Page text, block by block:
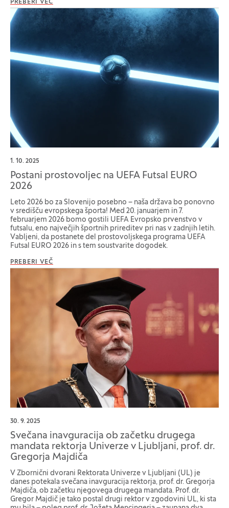
PREBERI VEČ
1. 10. 2025
Postani prostovoljec na UEFA Futsal EURO
2026
Leto 2026 bo za Slovenijo posebno – naša država bo ponovno
v središču evropskega športa! Med 20. januarjem in 7.
februarjem 2026 bomo gostili UEFA Evropsko prvenstvo v
futsalu, eno največjih športnih prireditev pri nas v zadnjih letih.
Vabljeni, da postanete del prostovoljskega programa UEFA
Futsal EURO 2026 in s tem soustvarite dogodek.
PREBERI VEČ
30. 9. 2025
Svečana inavguracija ob začetku drugega
mandata rektorja Univerze v Ljubljani, prof. dr.
Gregorja Majdiča
V Zbornični dvorani Rektorata Univerze v Ljubljani (UL) je
danes potekala svečana inavguracija rektorja, prof. dr. Gregorja
Majdiča, ob začetku njegovega drugega mandata. Prof. dr.
Gregor Majdič je tako postal drugi rektor v zgodovini UL, ki sta